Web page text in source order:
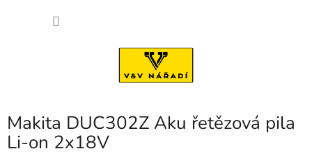
Makita DUC302Z Aku řetězová pila
Li-on 2x18V